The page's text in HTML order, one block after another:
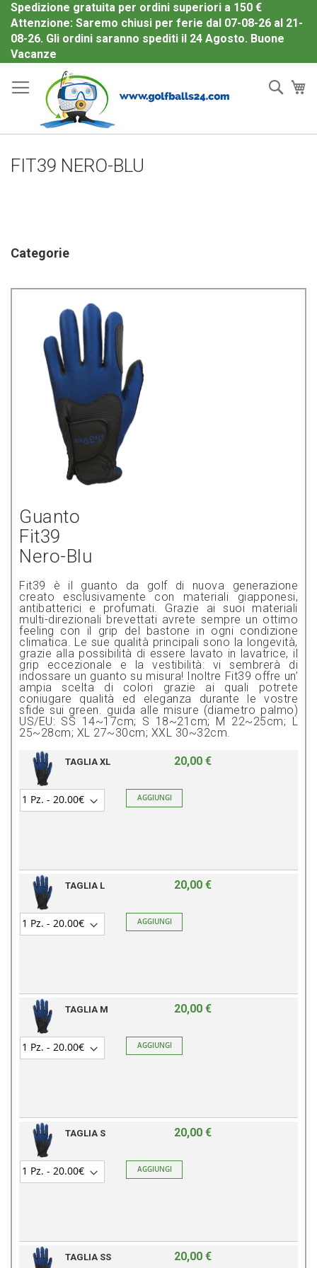
Spedizione gratuita per ordini superiori a 150 €
Attenzione: Saremo chiusi per ferie dal 07-08-26 al 21-
08-26. Gli ordini saranno spediti il 24 Agosto. Buone
Vacanze
al
contenuto
FIT39 NERO-BLU
Guanto
Fit39
Nero-Blu
Fit39 è il guanto da golf di nuova generazione
creato esclusivamente con materiali giapponesi,
antibatterici e profumati. Grazie ai suoi materiali
multi-direzionali brevettati avrete sempre un ottimo
feeling con il grip del bastone in ogni condizione
climatica. Le sue qualità principali sono la longevità,
grazie alla possibilità di essere lavato in lavatrice, il
grip eccezionale e la vestibilità: vi sembrerà di
indossare un guanto su misura! Inoltre Fit39 offre un’
ampia scelta di colori grazie ai quali potrete
coniugare qualità ed eleganza durante le vostre
sfide sui green. guida alle misure (diametro palmo)
US/EU: SS 14~17cm; S 18~21cm; M 22~25cm; L
25~28cm; XL 27~30cm; XXL 30~32cm.
TAGLIA XL 20,00 €
AGGIUNGI
TAGLIA L 20,00 €
AGGIUNGI
TAGLIA M 20,00 €
AGGIUNGI
TAGLIA S 20,00 €
AGGIUNGI
TAGLIA SS 20,00 €
Categorie